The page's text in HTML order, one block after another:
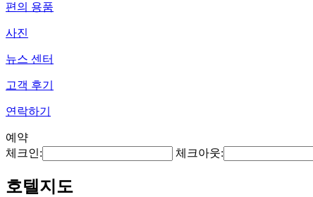
편의 용품
사진
뉴스 센터
고객 후기
연락하기
예약
체크인:
체크아웃:
호텔지도